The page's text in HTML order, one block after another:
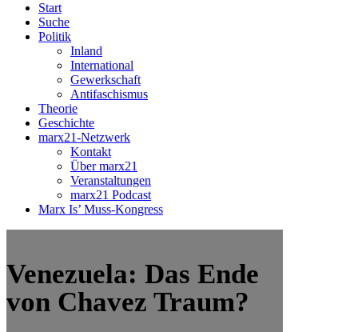
Start
Suche
Politik
Inland
International
Gewerkschaft
Antifaschismus
Theorie
Geschichte
marx21-Netzwerk
Kontakt
Über marx21
Veranstaltungen
marx21 Podcast
Marx Is’ Muss-Kongress
Venezuela: Das Ende
von Chavez Traum?